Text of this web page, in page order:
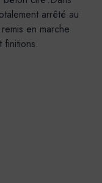
arrêté au
en marche
finitions.